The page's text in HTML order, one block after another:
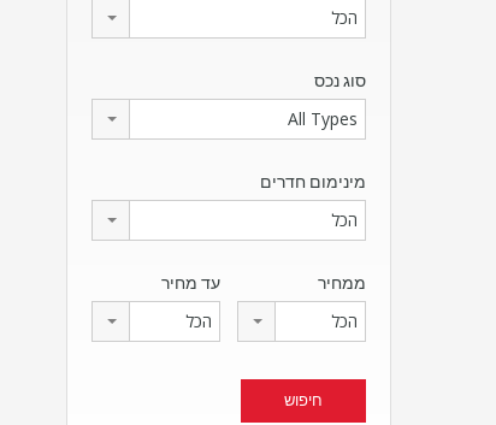
הכל
סוג נכס
All Types
מינימום חדרים
הכל
ממחיר
הכל
עד מחיר
הכל